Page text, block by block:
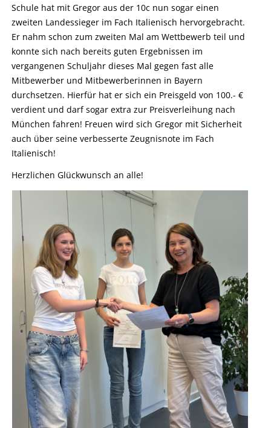
Schule hat mit Gregor aus der 10c nun sogar einen
zweiten Landessieger im Fach Italienisch hervorgebracht.
Er nahm schon zum zweiten Mal am Wettbewerb teil und
konnte sich nach bereits guten Ergebnissen im
vergangenen Schuljahr dieses Mal gegen fast alle
Mitbewerber und Mitbewerberinnen in Bayern
durchsetzen. Hierfür hat er sich ein Preisgeld von 100.- €
verdient und darf sogar extra zur Preisverleihung nach
München fahren! Freuen wird sich Gregor mit Sicherheit
auch über seine verbesserte Zeugnisnote im Fach
Italienisch!
Herzlichen Glückwunsch an alle!